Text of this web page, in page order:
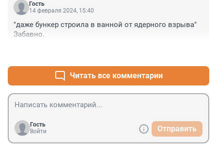
Гость
14 февраля 2024, 15:40
"даже бункер строила в ванной от ядерного взрыва"
Забавно.
Читать все комментарии
Гость
Войти
Отправить